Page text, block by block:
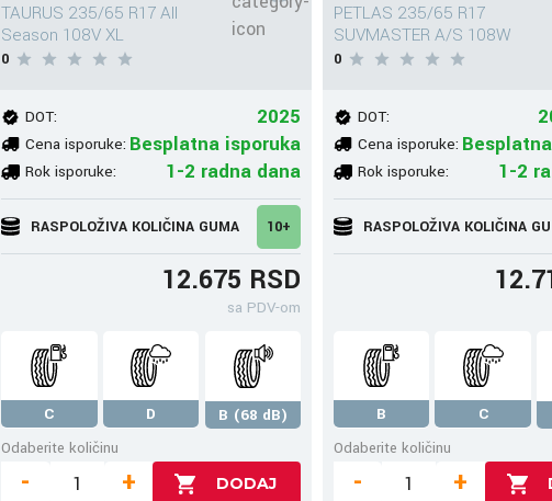
TAURUS 235/65 R17 All
Season 108V XL
0
DOT: 2025
Cena isporuke: Besplatna isporuka
Rok isporuke: 1-2 radna dana
RASPOLOŽIVA KOLIČINA GUMA 10+
12.675 RSD
sa PDV-om
C D
B (68 dB)
Odaberite količinu
- +
PETLAS 235/65 R17
SUVMASTER A/S 108W
0
DOT:
Cena isporuke:
Rok isporuke: 1-2
RASPOLOŽIVA KOLIČINA
B
C
Odaberite količinu
- +